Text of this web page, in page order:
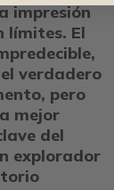
impresión
límites. El
verdadero
pero
mejor
del
explorador